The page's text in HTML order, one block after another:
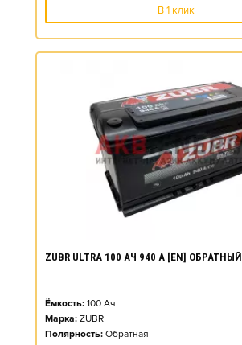
В 1 клик
ZUBR ULTRA 100 АЧ 940 А [EN] ОБРАТНЫЙ
Ёмкость: 100 Ач
Марка: ZUBR
Полярность: Обратная